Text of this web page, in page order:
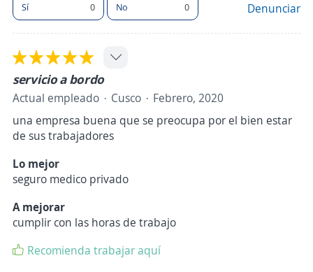
Sí 0 No 0 Denunciar
servicio a bordo
Actual empleado Cusco
Febrero, 2020
una empresa buena que se preocupa por el bien estar
de sus trabajadores
Lo mejor
seguro medico privado
A mejorar
cumplir con las horas de trabajo
Recomienda trabajar aquí